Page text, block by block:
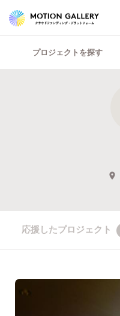
プロジェクトを探す
応援したプロジェクト